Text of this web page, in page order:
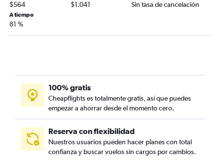
$564 $1.041 Sin tasa de cancelación
A tiempo
81 %
100% gratis
Cheapflights es totalmente gratis, así que puedes
empezar a ahorrar desde el momento cero.
Reserva con flexibilidad
Nuestros usuarios pueden hacer planes con total
confianza y buscar vuelos sin cargos por cambios.